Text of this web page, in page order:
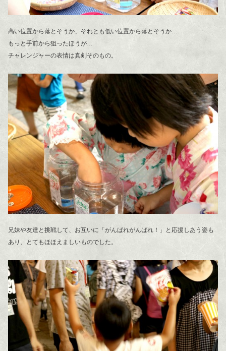
高い位置から落とそうか、それとも低い位置から落とそうか…
もっと手前から狙ったほうが…
チャレンジャーの表情は真剣そのもの。
兄妹や友達と挑戦して、お互いに「がんばれがんばれ！」と応援しあう姿も
あり、とてもほほえましいものでした。